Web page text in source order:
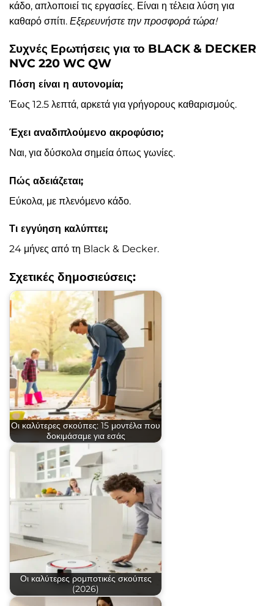
κάδο, απλοποιεί τις εργασίες. Είναι η τέλεια λύση για
καθαρό σπίτι. Εξερευνήστε την προσφορά τώρα!
Συχνές Ερωτήσεις για το BLACK & DECKER
NVC 220 WC QW
Πόση είναι η αυτονομία;
Έως 12.5 λεπτά, αρκετά για γρήγορους καθαρισμούς.
Έχει αναδιπλούμενο ακροφύσιο;
Ναι, για δύσκολα σημεία όπως γωνίες.
Πώς αδειάζεται;
Εύκολα, με πλενόμενο κάδο.
Τι εγγύηση καλύπτει;
24 μήνες από τη Black & Decker.
Σχετικές δημοσιεύσεις:
Οι καλύτερες σκούπες: 15 μοντέλα που
δοκιμάσαμε για εσάς
Οι καλύτερες ρομποτικές σκούπες
(2026)